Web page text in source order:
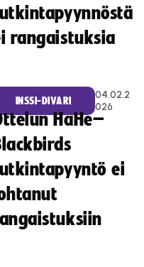
Older Post
rangaistuksia
INSSI-DIVARI
04.02.2
026
HaHe–
ei